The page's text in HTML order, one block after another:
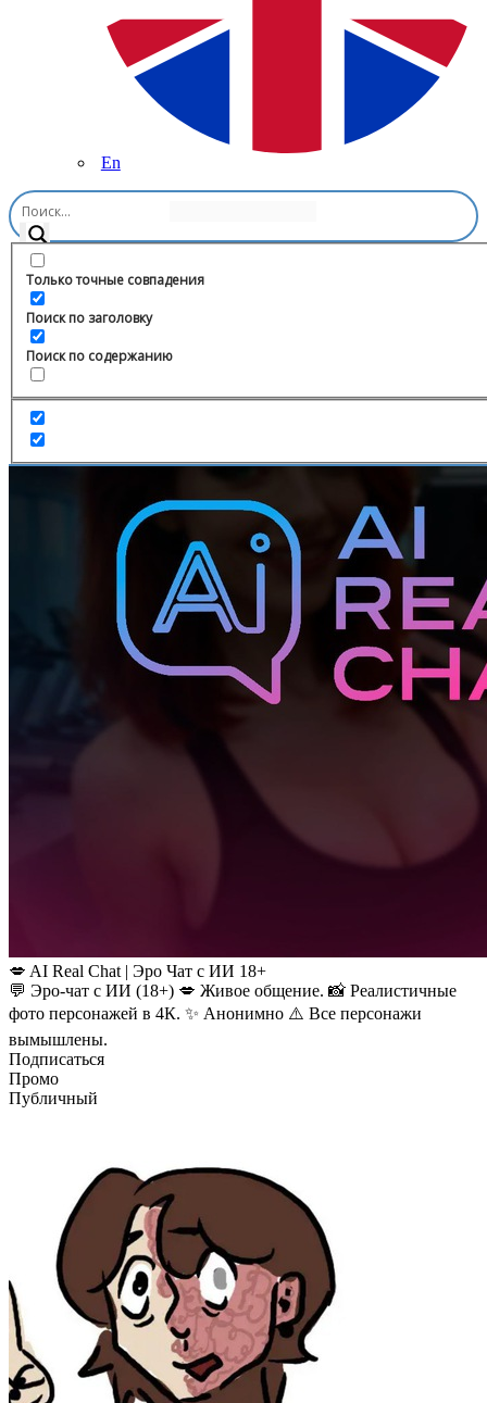
En
Только точные совпадения
Поиск по заголовку
Поиск по содержанию
Главная
💋 AI Real Chat | Эро Чат с ИИ 18+
💬 Эро-чат с ИИ (18+) 💋 Живое общение. 📸 Реалистичные
фото персонажей в 4К. ✨ Анонимно ⚠️ Все персонажи
вымышлены.
Подписаться
Промо
Публичный